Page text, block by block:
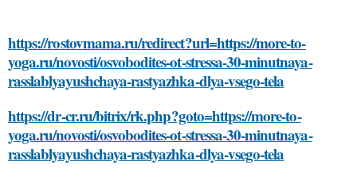
https://rostovmama.ru/redirect?url=https://more-to-
yoga.ru/novosti/osvobodites-ot-stressa-30-minutnaya-
rasslablyayushchaya-rastyazhka-dlya-vsego-tela
https://dr-cr.ru/bitrix/rk.php?goto=https://more-to-
yoga.ru/novosti/osvobodites-ot-stressa-30-minutnaya-
rasslablyayushchaya-rastyazhka-dlya-vsego-tela